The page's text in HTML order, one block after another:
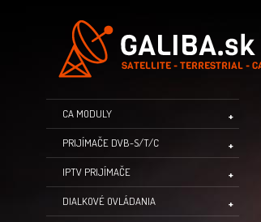
CA MODULY
PRIJÍMAČE DVB-S/T/C
IPTV PRIJÍMAČE
DIALKOVÉ OVLÁDANIA